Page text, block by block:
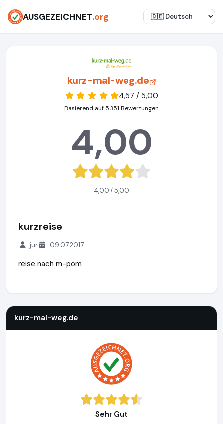
AUSGEZEICHNET.org
kurz-mal-weg.de
4,57 / 5,00
Basierend auf 5.351 Bewertungen
4,00
4,00 / 5,00
kurzreise
jür 09.07.2017
reise nach m-pom
kurz-mal-weg.de
Sehr Gut